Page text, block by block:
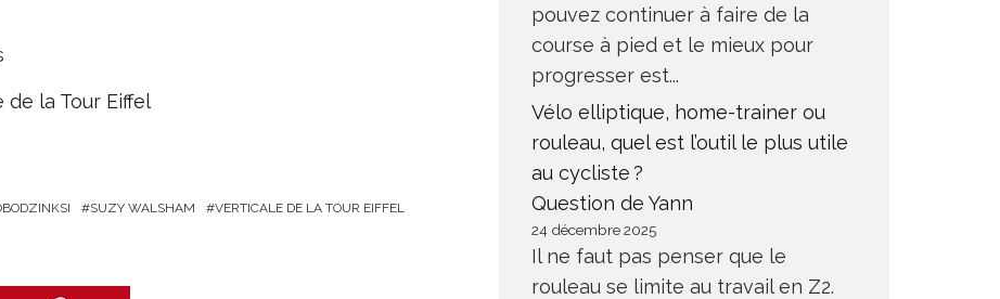
la Tour Eiffel
SUZY WALSHAM VERTICALE DE LA TOUR EIFFEL
pouvez continuer à faire de la
course à pied et le mieux pour
progresser est...
Vélo elliptique, home-trainer ou
rouleau, quel est l’outil le plus utile
au cycliste ?
Question de Yann
24 décembre 2025
Il ne faut pas penser que le
rouleau se limite au travail en Z2.